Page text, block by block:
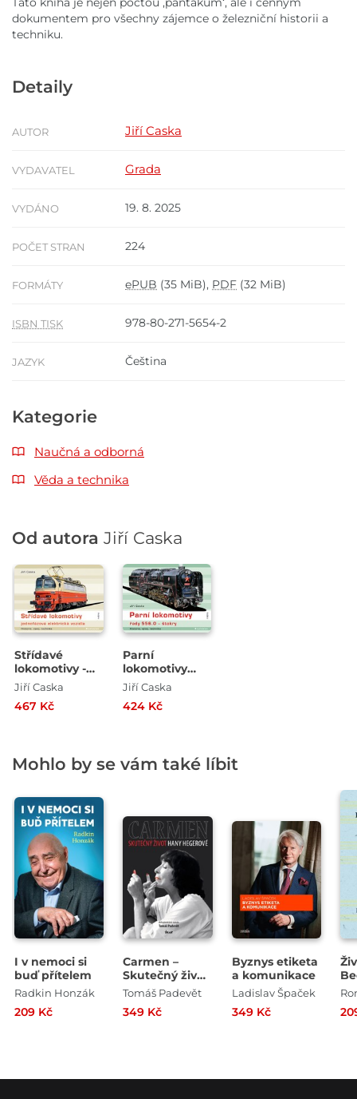
dokumentem pro všechny zájemce o železniční historii a
techniku.
Detaily
AUTOR Jiří Caska
VYDAVATEL Grada
VYDÁNO 19. 8. 2025
POČET STRAN 224
FORMÁTY ePUB (35 MiB), PDF (32 MiB)
ISBN TISK 978-80-271-5654-2
JAZYK Čeština
Kategorie
Naučná a odborná
Věda a technika
Od autora Jiří Caska
Střídavé
lokomotivy -
jednofázová
vozidla
Jiří Caska
467 Kč
Parní
lokomotivy
řady 556.0 -
Jiří Caska
424 Kč
Mohlo by se vám také líbit
I v nemoci si
buď přítelem
Radkin Honzák
209 Kč
Carmen –
Skutečný život
Hany
Tomáš Padevět
349 Kč
Byznys etiketa
a komunikace
Ladislav Špaček
349 Kč